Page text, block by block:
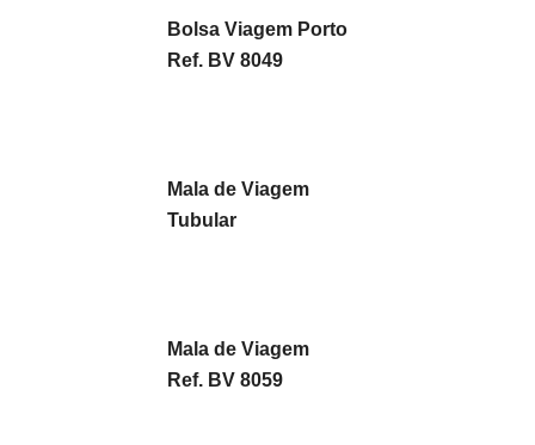
Bolsa Viagem Porto
Ref. BV 8049
Mala de Viagem
Tubular
Mala de Viagem
Ref. BV 8059